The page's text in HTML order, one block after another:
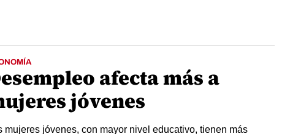
afecta más a
jóvenes
mujeres jóvenes, con mayor nivel educativo, tienen más